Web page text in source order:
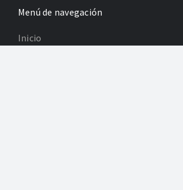
Menú de navegación
Inicio